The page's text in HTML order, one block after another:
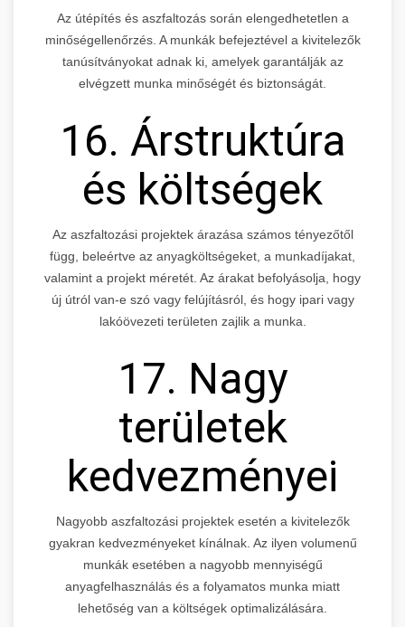
Az útépítés és aszfaltozás során elengedhetetlen a
minőségellenőrzés. A munkák befejeztével a kivitelezők
tanúsítványokat adnak ki, amelyek garantálják az
elvégzett munka minőségét és biztonságát.
16. Árstruktúra
és költségek
Az aszfaltozási projektek árazása számos tényezőtől
függ, beleértve az anyagköltségeket, a munkadíjakat,
valamint a projekt méretét. Az árakat befolyásolja, hogy
új útról van-e szó vagy felújításról, és hogy ipari vagy
lakóövezeti területen zajlik a munka.
17. Nagy
területek
kedvezményei
Nagyobb aszfaltozási projektek esetén a kivitelezők
gyakran kedvezményeket kínálnak. Az ilyen volumenű
munkák esetében a nagyobb mennyiségű
anyagfelhasználás és a folyamatos munka miatt
lehetőség van a költségek optimalizálására.